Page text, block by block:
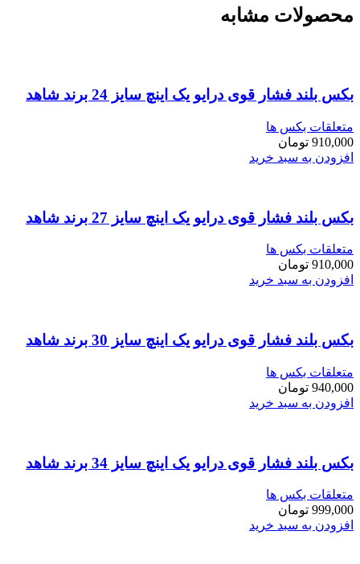
محصولات مشابه
بکس بلند فشار قوی درایو یک اینچ سایز 24 برند شاهد
متعلقات بکس ها
910,000 تومان
افزودن به سبد خرید
بکس بلند فشار قوی درایو یک اینچ سایز 27 برند شاهد
متعلقات بکس ها
910,000 تومان
افزودن به سبد خرید
بکس بلند فشار قوی درایو یک اینچ سایز 30 برند شاهد
متعلقات بکس ها
940,000 تومان
افزودن به سبد خرید
بکس بلند فشار قوی درایو یک اینچ سایز 34 برند شاهد
متعلقات بکس ها
999,000 تومان
افزودن به سبد خرید